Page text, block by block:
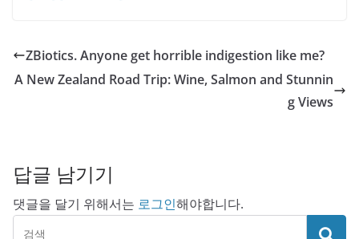
ZBiotics. Anyone get horrible indigestion like me?
A New Zealand Road Trip: Wine, Salmon and Stunnin
g Views
답글 남기기
댓글을 달기 위해서는 로그인해야합니다.